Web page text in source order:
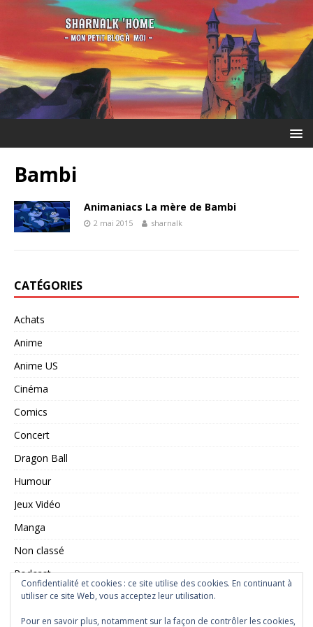
Bambi
Animaniacs La mère de Bambi
2 mai 2015 sharnalk
CATÉGORIES
Achats
Anime
Anime US
Cinéma
Comics
Concert
Dragon Ball
Humour
Jeux Vidéo
Manga
Non classé
Podcast
Saint Seiya
Série TV
Confidentialité et cookies : ce site utilise des cookies. En continuant à
utiliser ce site Web, vous acceptez leur utilisation.
Pour en savoir plus, notamment sur la façon de contrôler les cookies,